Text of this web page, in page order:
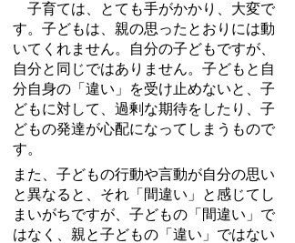
子育ては、とても手がかかり、大変で
す。子どもは、親の思ったとおりには動
いてくれません。自分の子どもですが、
自分と同じではありません。子どもと自
分自身の「違い」を受け止めないと、子
どもに対して、過剰な期待をしたり、子
どもの発達が心配になってしまうもので
す。
また、子どもの行動や言動が自分の思い
と異なると、それ「間違い」と感じてし
まいがちですが、子どもの「間違い」で
はなく、親と子どもの「違い」ではない